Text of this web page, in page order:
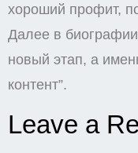
хороший профит,
Далее в
новый этап, а
контент”.
Leave a